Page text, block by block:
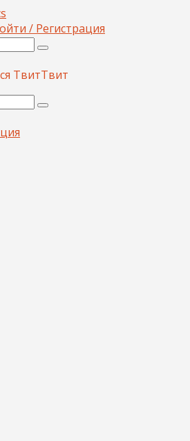
/ Регистрация
ТвитТвит